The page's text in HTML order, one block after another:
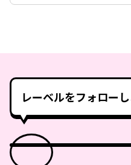
レーベルをフォローし